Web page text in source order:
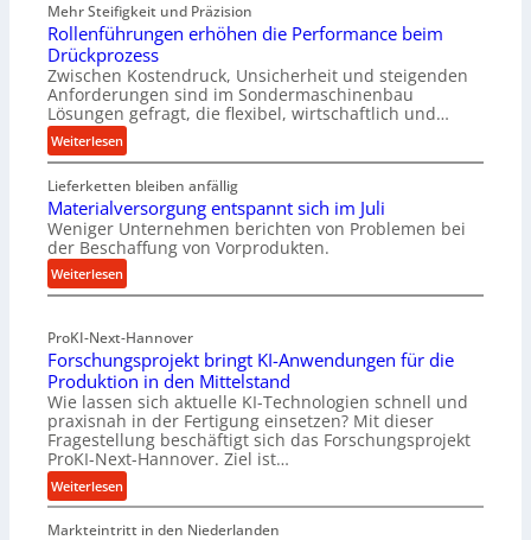
Mehr Steifigkeit und Präzision
Rollenführungen erhöhen die Performance beim
Drückprozess
Zwischen Kostendruck, Unsicherheit und steigenden
Anforderungen sind im Sondermaschinenbau
Lösungen gefragt, die flexibel, wirtschaftlich und…
Weiterlesen:
R
o
l
l
e
n
f
h
r
u
n
g
e
n
e
r
Lieferketten bleiben anfällig
Materialversorgung entspannt sich im Juli
Weniger Unternehmen berichten von Problemen bei
der Beschaffung von Vorprodukten.
Weiterlesen:
M
t
e
r
i
a
l
v
e
r
ProKI-Next-Hannover
Forschungsprojekt bringt KI-Anwendungen für die
Produktion in den Mittelstand
Wie lassen sich aktuelle KI-Technologien schnell und
praxisnah in der Fertigung einsetzen? Mit dieser
Fragestellung beschäftigt sich das Forschungsprojekt
ProKI-Next-Hannover. Ziel ist…
Weiterlesen:
F
o
Markteintritt in den Niederlanden